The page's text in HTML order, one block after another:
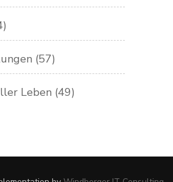
(57)
Leben (49)